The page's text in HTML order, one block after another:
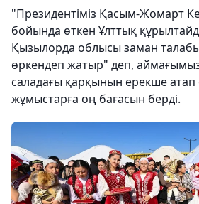
"Президентіміз Қасым-Жомарт
бойында өткен Ұлттық
Қызылорда облысы заман
өркендеп жатыр" деп,
саладағы қарқынын ерекше атап
жұмыстарға оң бағасын берді.